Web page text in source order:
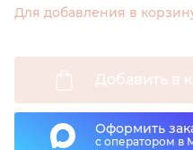
Для добавления в
Добавить в
Оформить
с оператором в